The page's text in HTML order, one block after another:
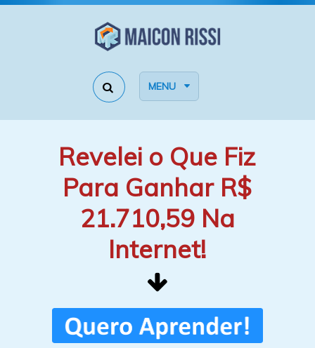
MENU
Revelei o Que Fiz
Para Ganhar R$
21.710,59 Na
Internet!